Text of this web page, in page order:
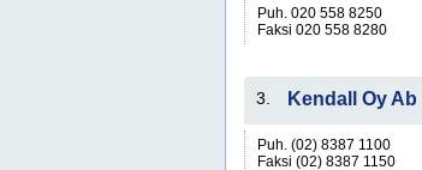
Puh. 020 558 8250
Faksi 020 558 8280
3. Kendall Oy Ab
Puh. (02) 8387 1100
Faksi (02) 8387 1150